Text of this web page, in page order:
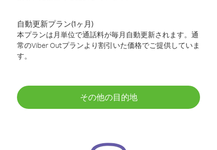
自動更新プラン(1ヶ月)
本プランは月単位で通話料が毎月自動更新されます。通
常のViber Outプランより割引いた価格でご提供していま
す。
その他の目的地